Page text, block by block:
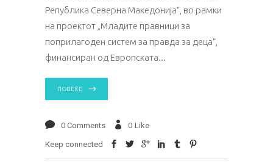
Република Северна Македонија“, во рамки
на проектот „Младите правници за
поприлагоден систем за правда за деца“,
финансиран од Европската
ПОВЕЌЕ
0 Comments 0 Like
Keep connected